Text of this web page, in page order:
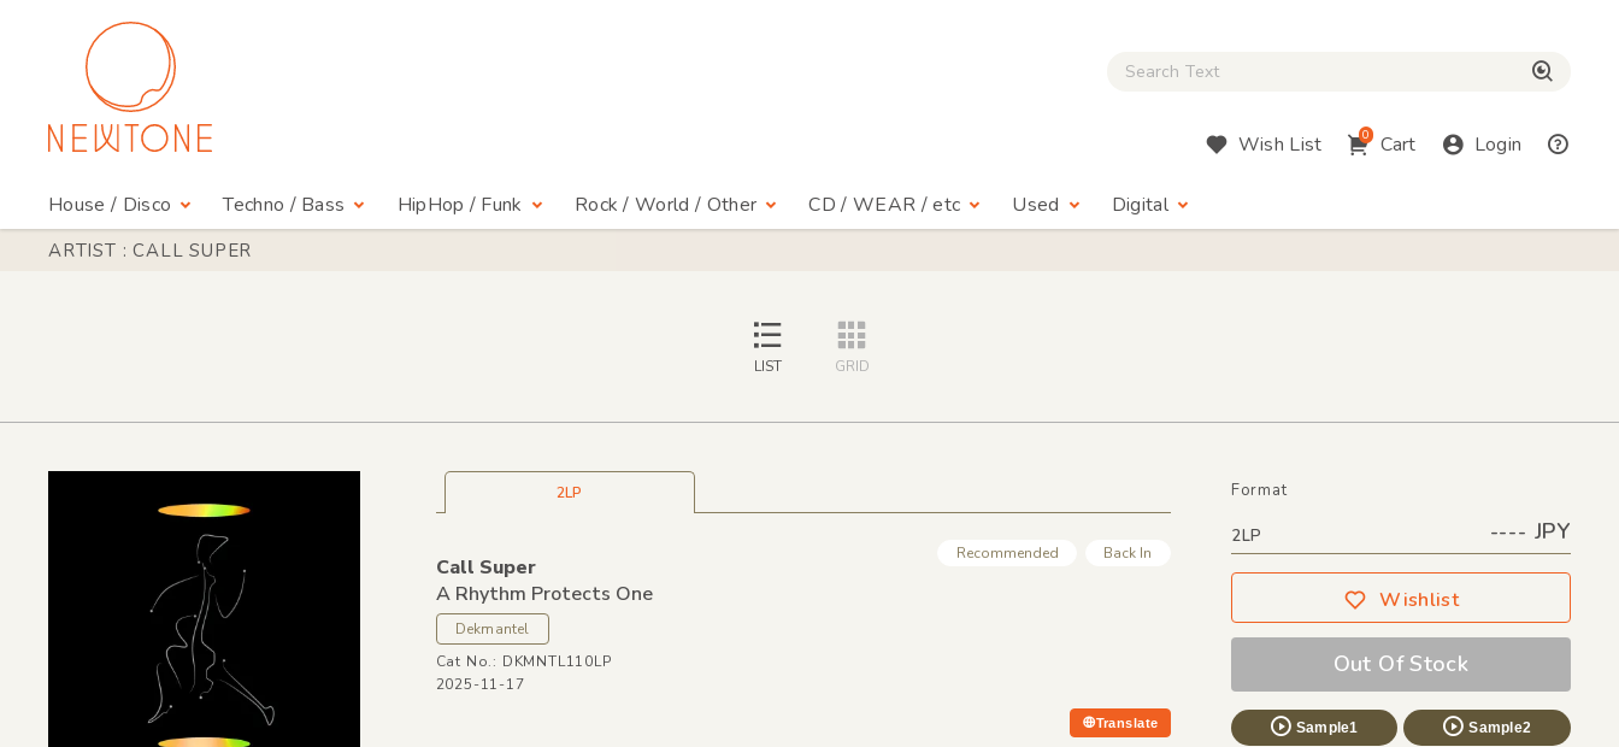
Close Search box
Wish List 0 Cart Login
House / Disco Techno / Bass HipHop / Funk Rock / World / Other CD / WEAR / etc Used Digital
ARTIST : CALL SUPER
LIST GRID
2LP
Recommended Back In
Call Super
A Rhythm Protects One
Dekmantel
Cat No.: DKMNTL110LP
2025-11-17
Translate
Format
2LP ---- JPY
Wishlist
Out Of Stock
Sample1 Sample2